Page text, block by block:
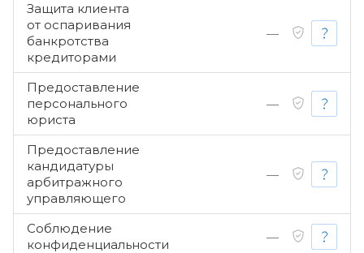
Защита клиента
от оспаривания
банкротства
кредиторами
—
Предоставление
персонального
юриста
—
Предоставление
кандидатуры
арбитражного
управляющего
—
Соблюдение
конфиденциальности
—